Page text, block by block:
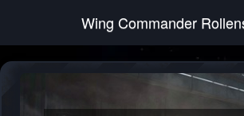
Wing Commander